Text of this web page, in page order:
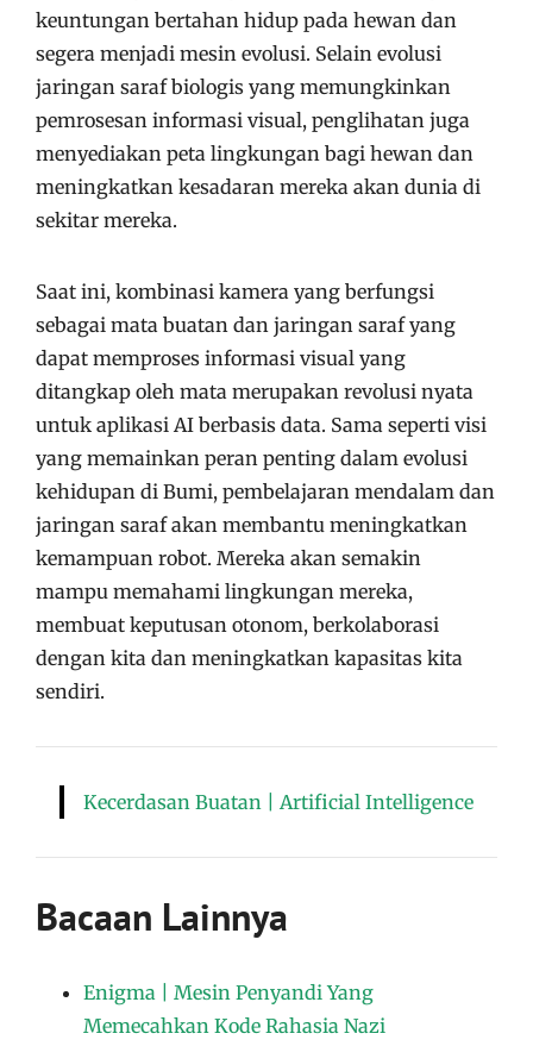
keuntungan bertahan hidup pada hewan dan
segera menjadi mesin evolusi. Selain evolusi
jaringan saraf biologis yang memungkinkan
pemrosesan informasi visual, penglihatan juga
menyediakan peta lingkungan bagi hewan dan
meningkatkan kesadaran mereka akan dunia di
sekitar mereka.
Saat ini, kombinasi kamera yang berfungsi
sebagai mata buatan dan jaringan saraf yang
dapat memproses informasi visual yang
ditangkap oleh mata merupakan revolusi nyata
untuk aplikasi AI berbasis data. Sama seperti visi
yang memainkan peran penting dalam evolusi
kehidupan di Bumi, pembelajaran mendalam dan
jaringan saraf akan membantu meningkatkan
kemampuan robot. Mereka akan semakin
mampu memahami lingkungan mereka,
membuat keputusan otonom, berkolaborasi
dengan kita dan meningkatkan kapasitas kita
sendiri.
Kecerdasan Buatan | Artificial Intelligence
Bacaan Lainnya
Enigma | Mesin Penyandi Yang
Memecahkan Kode Rahasia Nazi